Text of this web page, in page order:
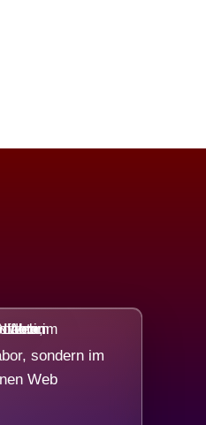
sondern im
Web